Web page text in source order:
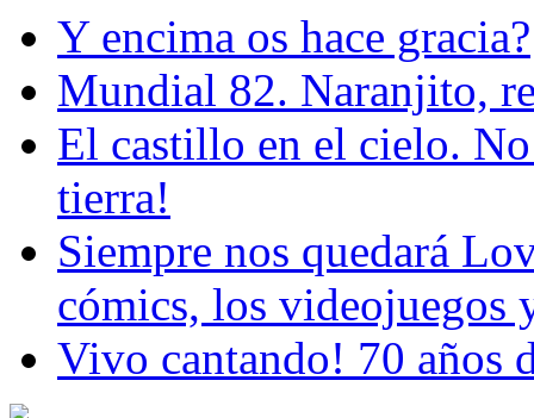
Y encima os hace gracia?
Mundial 82. Naranjito,
El castillo en el cielo.
tierra!
Siempre nos quedará
cómics, los videojuegos
Vivo cantando! 70 años